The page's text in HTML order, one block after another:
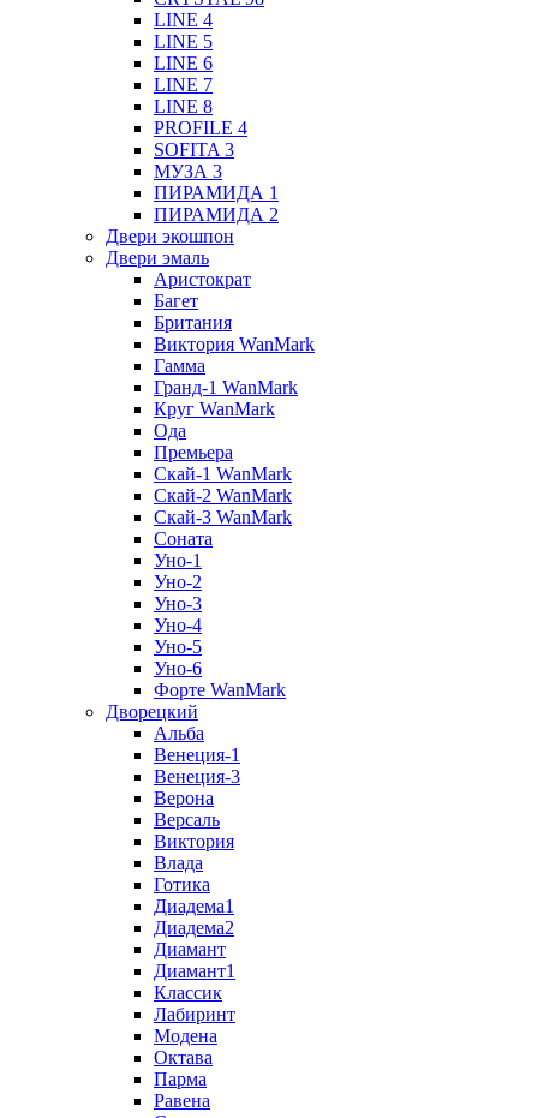
LINE 4
LINE 5
LINE 6
LINE 7
LINE 8
PROFILE 4
SOFITA 3
МУЗА 3
ПИРАМИДА 1
ПИРАМИДА 2
Двери экошпон
Двери эмаль
Аристократ
Багет
Британия
Виктория WanMark
Гамма
Гранд-1 WanMark
Круг WanMark
Ода
Премьера
Скай-1 WanMark
Скай-2 WanMark
Скай-3 WanMark
Соната
Уно-1
Уно-2
Уно-3
Уно-4
Уно-5
Уно-6
Форте WanMark
Дворецкий
Альба
Венеция-1
Венеция-3
Верона
Версаль
Виктория
Влада
Готика
Диадема1
Диадема2
Диамант
Диамант1
Классик
Лабиринт
Модена
Октава
Парма
Равена